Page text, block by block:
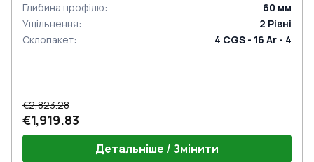
Глибина профілю: 60 мм
Ущільнення: 2 Рівні
Склопакет: 4 CGS - 16 Ar - 4
€2,823.28
€1,919.83
Детальніше / Змінити